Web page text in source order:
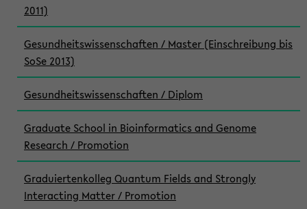
2011)
Gesundheitswissenschaften / Master (Einschreibung bis
SoSe 2013)
Gesundheitswissenschaften / Diplom
Graduate School in Bioinformatics and Genome
Research / Promotion
Graduiertenkolleg Quantum Fields and Strongly
Interacting Matter / Promotion